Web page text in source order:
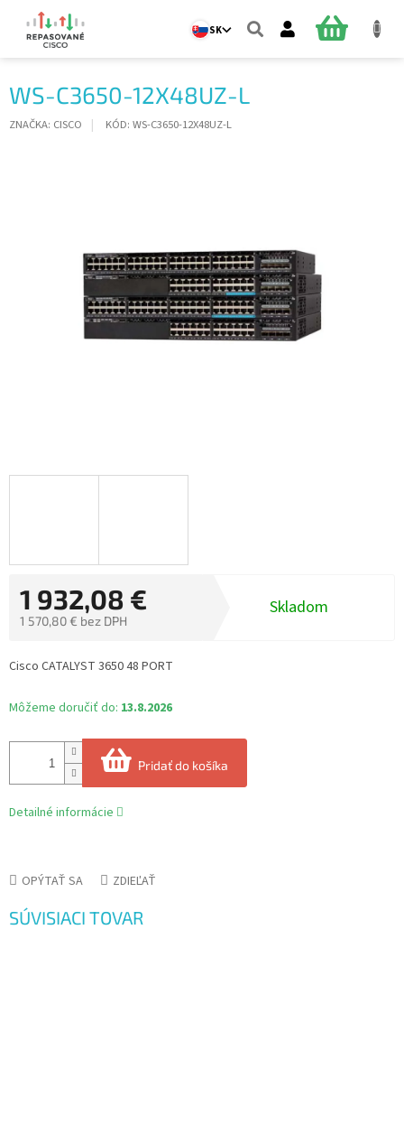
obsah
SK
WS-C3650-12X48UZ-L
ZNAČKA: CISCO KÓD: WS-C3650-12X48UZ-L
1 932,08 €
1 570,80 € bez DPH
cena:
Skladom
Môžeme doručiť do: 13.8.2026
Pridať do košíka
Cisco CATALYST 3650 48 PORT
Detailné informácie
OPÝTAŤ SA ZDIEĽAŤ
SÚVISIACI TOVAR